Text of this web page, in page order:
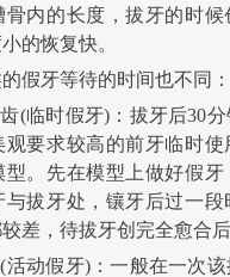
骨内的长度，拔牙的时候
的恢复快。
牙等待的时间也不同：
时假牙)：拔牙后30分
要求较高的前牙临时使
。先在模型上做好假牙
与拔牙处，镶牙后过一
差，待拔牙创完全愈合后
假牙)：一般在一次该